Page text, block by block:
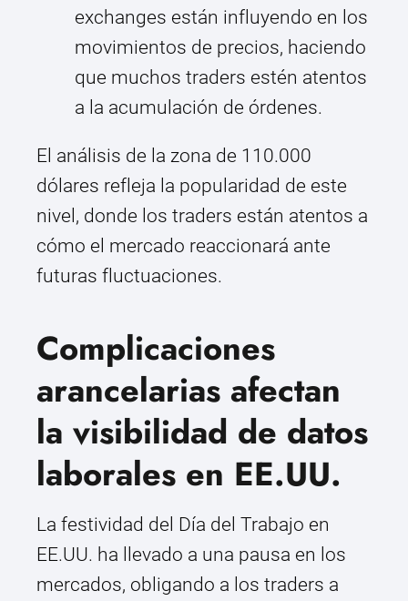
exchanges están influyendo en los
movimientos de precios, haciendo
que muchos traders estén atentos
a la acumulación de órdenes.
El análisis de la zona de 110.000
dólares refleja la popularidad de este
nivel, donde los traders están atentos a
cómo el mercado reaccionará ante
futuras fluctuaciones.
Complicaciones
arancelarias afectan
la visibilidad de datos
laborales en EE.UU.
La festividad del Día del Trabajo en
EE.UU. ha llevado a una pausa en los
mercados, obligando a los traders a